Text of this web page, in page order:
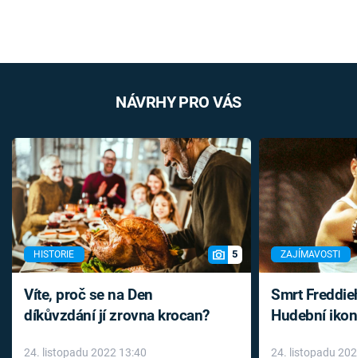
NÁVRHY PRO VÁS
HISTORIE 5
Víte, proč se na Den
díkůvzdání jí zrovna krocan?
24. listopadu 2022 13:40
ZAJÍMAVOSTI
Smrt
Hudební
24. listopadu